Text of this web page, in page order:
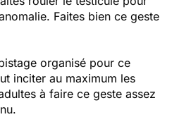
Faites bien ce geste
organisé pour ce
inciter au maximum les
à faire ce geste assez